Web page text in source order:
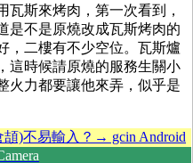
斯來烤肉，第一次看到，
是不是原燒改成瓦斯烤肉的
，二樓有不少空位。瓦斯爐
這時候請原燒的服務生關小
火力都要讓他來弄，似乎是
)不易輸入？→ gcin Android